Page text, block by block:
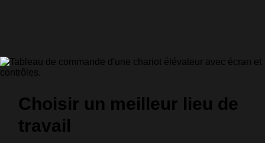
Choisir un meilleur lieu de
travail